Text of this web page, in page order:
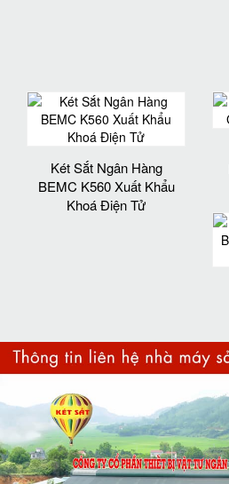
Két Sắt Ngân Hàng
BEMC K560 Xuất Khẩu
Khoá Điện Tử